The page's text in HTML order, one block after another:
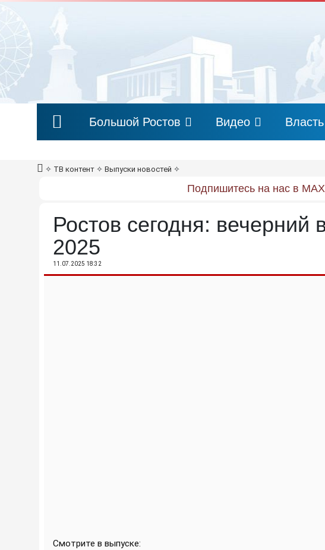
Большой Ростов Видео Власть
✧ ТВ контент ✧ Выпуски новостей ✧
Подпишитесь на нас в
Ростов сегодня: вечерний
2025
11.07.2025 18:32
Смотрите в выпуске: